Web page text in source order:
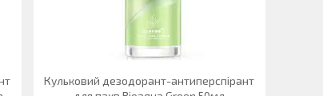
Кульковий дезодорант-антиперспірант